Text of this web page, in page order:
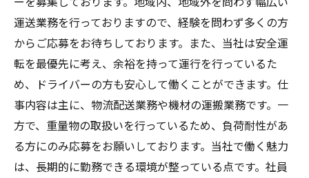
運送業務を行っておりますので、経験を問わず多くの方
からご応募をお待ちしております。また、当社は安全運
転を最優先に考え、余裕を持って運行を行っているた
め、ドライバーの方も安心して働くことができます。仕
事内容は主に、物流配送業務や機材の運搬業務です。一
方で、重量物の取扱いを行っているため、負荷耐性があ
る方にのみ応募をお願いしております。当社で働く魅力
は、長期的に勤務できる環境が整っている点です。社員